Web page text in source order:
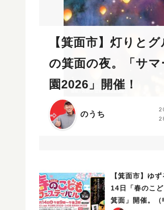
【箕面市】灯りと
の箕面の夜。「サ
園2026」開催！
のうち
【箕面市】ゆ
14日「春のこ
箕面」開催。（